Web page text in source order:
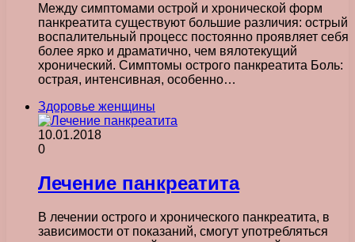
Между симптомами острой и хронической форм
панкреатита существуют большие различия: острый
воспалительный процесс постоянно проявляет себя
более ярко и драматично, чем вялотекущий
хронический. Симптомы острого панкреатита Боль:
острая, интенсивная, особенно…
Здоровье женщины
10.01.2018
0
Лечение панкреатита
В лечении острого и хронического панкреатита, в
зависимости от показаний, смогут употребляться